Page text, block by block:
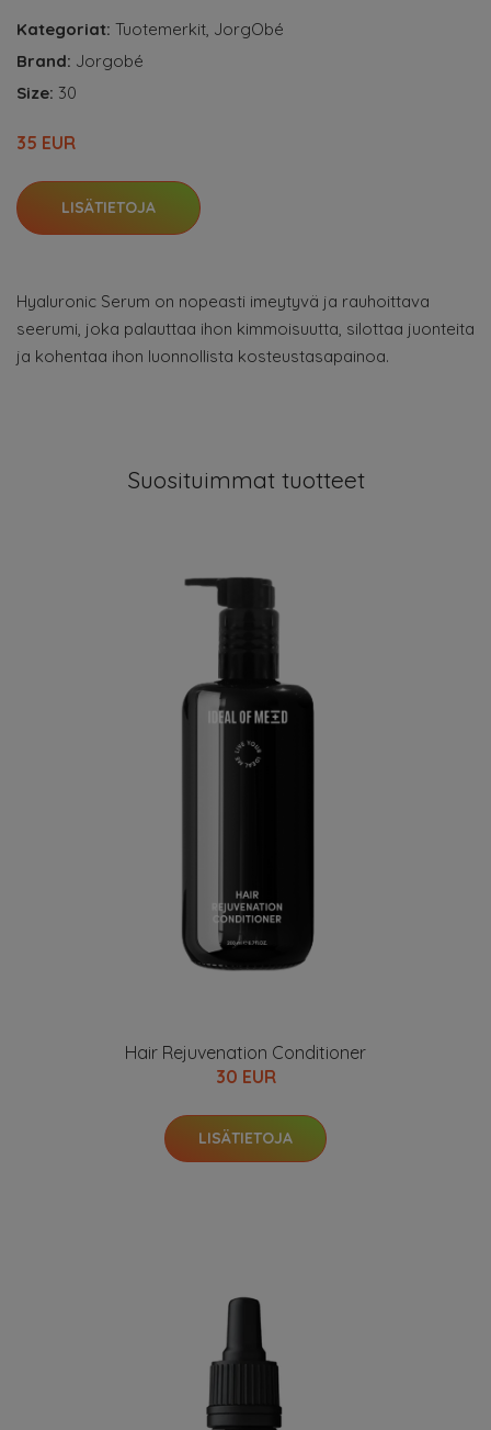
Kategoriat: Tuotemerkit, JorgObé
Brand: Jorgobé
Size: 30
35 EUR
LISÄTIETOJA
Hyaluronic Serum on nopeasti imeytyvä ja rauhoittava
seerumi, joka palauttaa ihon kimmoisuutta, silottaa juonteita
ja kohentaa ihon luonnollista kosteustasapainoa.
Suosituimmat tuotteet
Hair Rejuvenation Conditioner
30 EUR
LISÄTIETOJA